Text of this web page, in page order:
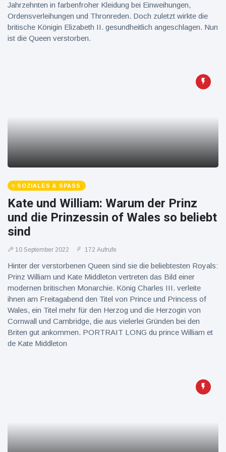
Jahrzehnten in farbenfroher Kleidung bei Einweihungen,
Ordensverleihungen und Thronreden. Doch zuletzt wirkte die
britische Königin Elizabeth II. gesundheitlich angeschlagen. Nun
ist die Queen verstorben.
SOZIALES & SPASS
Kate und William: Warum der Prinz
und die Prinzessin of Wales so beliebt
sind
10 September 2022 172 Aufrufe
Hinter der verstorbenen Queen sind sie die beliebtesten Royals:
Prinz William und Kate Middleton vertreten das Bild einer
modernen britischen Monarchie. König Charles III. verleite
ihnen am Freitagabend den Titel von Prince und Princess of
Wales, ein Titel mehr für den Herzog und die Herzogin von
Cornwall und Cambridge, die aus vielerlei Gründen bei den
Briten gut ankommen. PORTRAIT LONG du prince William et
de Kate Middleton